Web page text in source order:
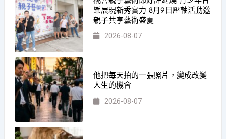
樂展現新秀實力 8月9日壓軸活動邀
親子共享藝術盛夏
2026-08-07
他把每天拍的一張照片，變成改變
人生的機會
2026-08-07